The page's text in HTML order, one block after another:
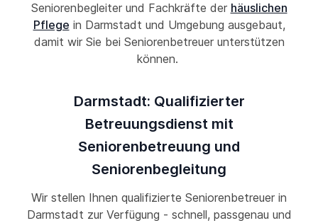
Seniorenbegleiter und Fachkräfte der häuslichen
Pflege in Darmstadt und Umgebung ausgebaut,
damit wir Sie bei Seniorenbetreuer unterstützen
können.
Darmstadt: Qualifizierter
Betreuungsdienst mit
Seniorenbetreuung und
Seniorenbegleitung
Wir stellen Ihnen qualifizierte Seniorenbetreuer in
Darmstadt zur Verfügung - schnell, passgenau und